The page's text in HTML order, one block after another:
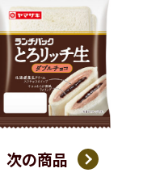
次の商品